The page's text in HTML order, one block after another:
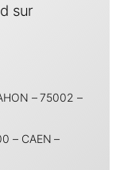
sur
– 75002 –
– CAEN –